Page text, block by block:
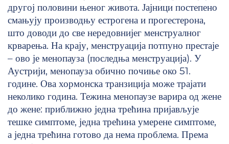
другој половини њеног живота. Јајници постепено
смањују производњу естрогена и прогестерона,
што доводи до све нередовнијег менструалног
крварења. На крају, менструација потпуно престаје
– ово је менопауза (последња менструација). У
Аустрији, менопауза обично почиње око 51.
године. Ова хормонска транзиција може трајати
неколико година. Тежина менопаузе варира од жене
до жене: приближно једна трећина пријављује
тешке симптоме, једна трећина умерене симптоме,
а једна трећина готово да нема проблема. Према